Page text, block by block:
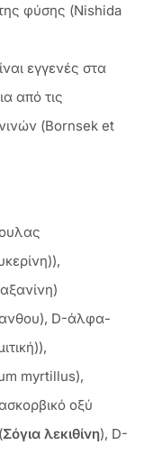
της φύσης (Nishida
εγγενές στα
από τις
(Bornsek et
D-άλφα-
myrtillus),
οξύ
Σόγια λεκιθίνη), D-